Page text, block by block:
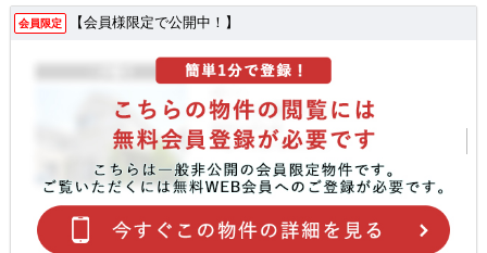
会員限定 【会員様限定で公開中！】